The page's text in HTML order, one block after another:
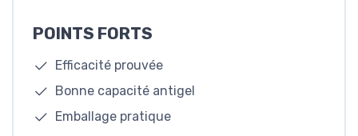
POINTS FORTS
Efficacité prouvée
Bonne capacité antigel
Emballage pratique